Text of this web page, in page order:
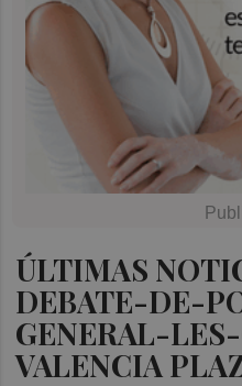
ÚLTIMAS
DEBATE-DE-
GENERAL-
VALENCIA